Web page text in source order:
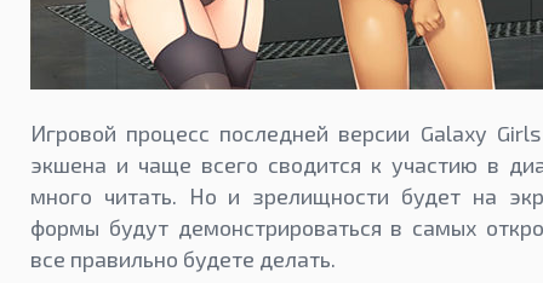
Игровой процесс последней версии Galaxy
экшена и чаще всего сводится к участию в
много читать. Но и зрелищности будет на
формы будут демонстрироваться в самых
все правильно будете делать.